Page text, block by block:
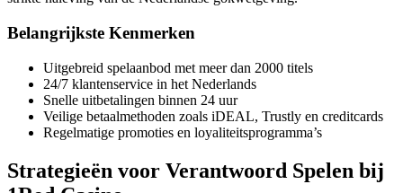
Belangrijkste Kenmerken
Uitgebreid spelaanbod met meer dan 2000 titels
24/7 klantenservice in het Nederlands
Snelle uitbetalingen binnen 24 uur
Veilige betaalmethoden zoals iDEAL, Trustly en creditcards
Regelmatige promoties en loyaliteitsprogramma’s
Strategieën voor Verantwoord Spelen bij